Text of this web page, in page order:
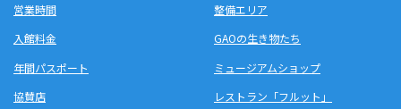
営業時間
入館料金
年間パスポート
協賛店
整備エリア
GAOの生き物たち
ミュージアムショップ
レストラン「フルット」